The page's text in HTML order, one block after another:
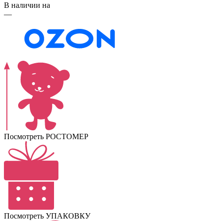
В наличии на
—
Посмотреть РОСТОМЕР
Посмотреть УПАКОВКУ